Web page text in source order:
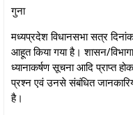
गुना
मध्यप्रदेश विधानसभा सत्र
आहूत किया गया है। शासन/
ध्यानाकर्षण सूचना आदि प्राप्त
प्रश्न एवं उनसे संबंधित
है।